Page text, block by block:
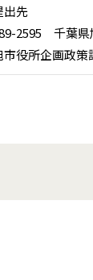
出先
2595 千葉県
市役所企画政